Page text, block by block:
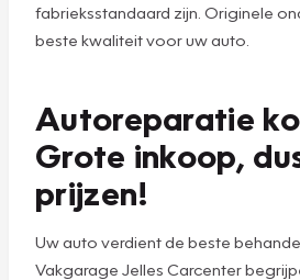
fabrieksstandaard zijn. Originele
beste kwaliteit voor uw auto.
Autoreparatie
Grote inkoop,
prijzen!
Uw auto verdient de beste
Vakgarage Jelles Carcenter